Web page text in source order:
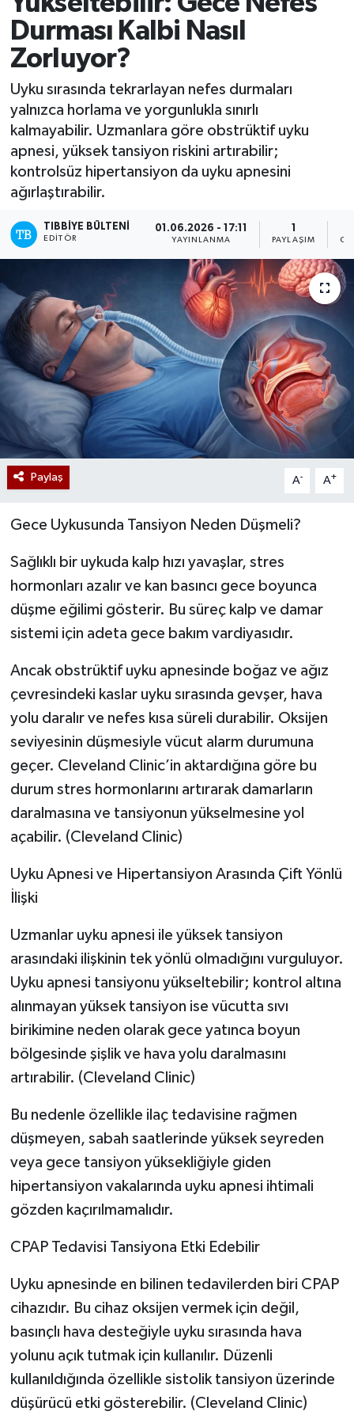
Durması Kalbi Nasıl
Zorluyor?
Uyku sırasında tekrarlayan nefes durmaları
yalnızca horlama ve yorgunlukla sınırlı
kalmayabilir. Uzmanlara göre obstrüktif uyku
apnesi, yüksek tansiyon riskini artırabilir;
kontrolsüz hipertansiyon da uyku apnesini
ağırlaştırabilir.
TIBBIYE BÜLTENI
EDITÖR
01.06.2026 - 17:11
YAYINLANMA PAYLAŞIM
Paylaş A- A+
Gece Uykusunda Tansiyon Neden Düşmeli?
Sağlıklı bir uykuda kalp hızı yavaşlar, stres
hormonları azalır ve kan basıncı gece boyunca
düşme eğilimi gösterir. Bu süreç kalp ve damar
sistemi için adeta gece bakım vardiyasıdır.
Ancak obstrüktif uyku apnesinde boğaz ve ağız
çevresindeki kaslar uyku sırasında gevşer, hava
yolu daralır ve nefes kısa süreli durabilir. Oksijen
seviyesinin düşmesiyle vücut alarm durumuna
geçer. Cleveland Clinic’in aktardığına göre bu
durum stres hormonlarını artırarak damarların
daralmasına ve tansiyonun yükselmesine yol
açabilir. (Cleveland Clinic)
Uyku Apnesi ve Hipertansiyon Arasında Çift Yönlü
İlişki
Uzmanlar uyku apnesi ile yüksek tansiyon
arasındaki ilişkinin tek yönlü olmadığını vurguluyor.
Uyku apnesi tansiyonu yükseltebilir; kontrol altına
alınmayan yüksek tansiyon ise vücutta sıvı
birikimine neden olarak gece yatınca boyun
bölgesinde şişlik ve hava yolu daralmasını
artırabilir. (Cleveland Clinic)
Bu nedenle özellikle ilaç tedavisine rağmen
düşmeyen, sabah saatlerinde yüksek seyreden
veya gece tansiyon yüksekliğiyle giden
hipertansiyon vakalarında uyku apnesi ihtimali
gözden kaçırılmamalıdır.
CPAP Tedavisi Tansiyona Etki Edebilir
Uyku apnesinde en bilinen tedavilerden biri CPAP
cihazıdır. Bu cihaz oksijen vermek için değil,
basınçlı hava desteğiyle uyku sırasında hava
yolunu açık tutmak için kullanılır. Düzenli
kullanıldığında özellikle sistolik tansiyon üzerinde
düşürücü etki gösterebilir. (Cleveland Clinic)